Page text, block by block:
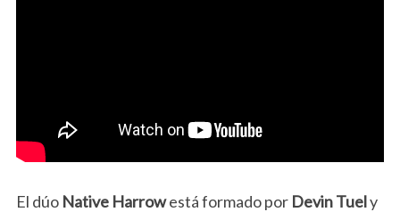
El dúo Native Harrowestá formado porDevin Tuely